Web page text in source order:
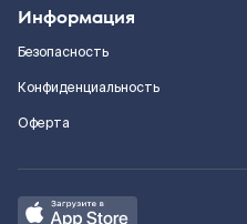
Информация
Безопасность
Конфиденциальность
Оферта